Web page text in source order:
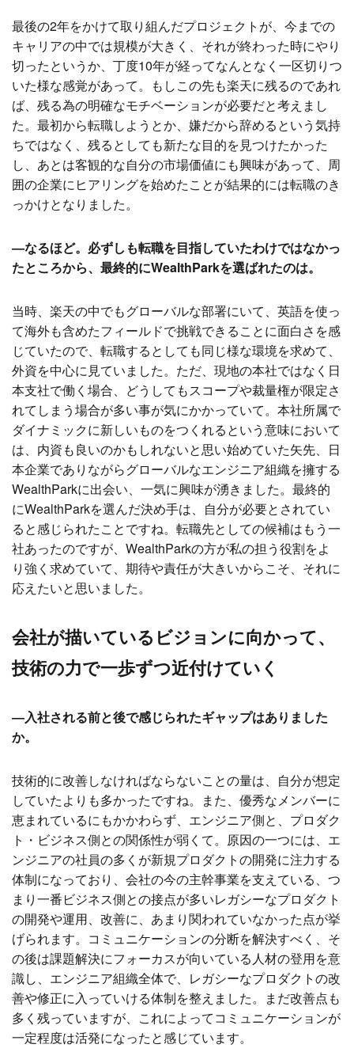
最後の2年をかけて取り組んだプロジェクトが、今までの
キャリアの中では規模が大きく、それが終わった時にやり
切ったというか、丁度10年が経ってなんとなく一区切りつ
いた様な感覚があって。もしこの先も楽天に残るのであれ
ば、残る為の明確なモチベーションが必要だと考えまし
た。最初から転職しようとか、嫌だから辞めるという気持
ちではなく、残るとしても新たな目的を見つけたかった
し、あとは客観的な自分の市場価値にも興味があって、周
囲の企業にヒアリングを始めたことが結果的には転職のき
っかけとなりました。
―なるほど。必ずしも転職を目指していたわけではなかっ
たところから、最終的にWealthParkを選ばれたのは。
当時、楽天の中でもグローバルな部署にいて、英語を使っ
て海外も含めたフィールドで挑戦できることに面白さを感
じていたので、転職するとしても同じ様な環境を求めて、
外資を中心に見ていました。ただ、現地の本社ではなく日
本支社で働く場合、どうしてもスコープや裁量権が限定さ
れてしまう場合が多い事が気にかかっていて。本社所属で
ダイナミックに新しいものをつくれるという意味において
は、内資も良いのかもしれないと思い始めていた矢先、日
本企業でありながらグローバルなエンジニア組織を擁する
WealthParkに出会い、一気に興味が湧きました。最終的
にWealthParkを選んだ決め手は、自分が必要とされてい
ると感じられたことですね。転職先としての候補はもう一
社あったのですが、WealthParkの方が私の担う役割をよ
り強く求めていて、期待や責任が大きいからこそ、それに
応えたいと思いました。
会社が描いているビジョンに向かって、
技術の力で一歩ずつ近付けていく
―入社される前と後で感じられたギャップはありました
か。
技術的に改善しなければならないことの量は、自分が想定
していたよりも多かったですね。また、優秀なメンバーに
恵まれているにもかかわらず、エンジニア側と、プロダク
ト・ビジネス側との関係性が弱くて。原因の一つには、エ
ンジニアの社員の多くが新規プロダクトの開発に注力する
体制になっており、会社の今の主幹事業を支えている、つ
まり一番ビジネス側との接点が多いレガシーなプロダクト
の開発や運用、改善に、あまり関われていなかった点が挙
げられます。コミュニケーションの分断を解決すべく、そ
の後は課題解決にフォーカスが向いている人材の登用を意
識し、エンジニア組織全体で、レガシーなプロダクトの改
善や修正に入っていける体制を整えました。まだ改善点も
多く残っていますが、これによってコミュニケーションが
一定程度は活発になったと感じています。